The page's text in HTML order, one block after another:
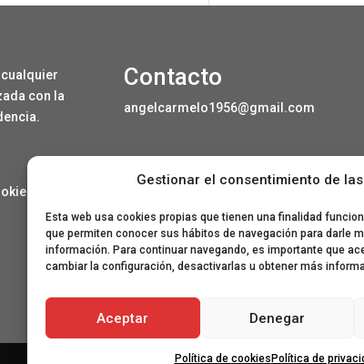
Gestionar el consentimiento de
Esta web usa cookies propias que tienen una finalidad
que permiten conocer sus hábitos de navegación para darle
información. Para continuar navegando, es importante que
cambiar la configuración, desactivarlas u obtener más
Aceptar Denegar
Política de cookies Política de
con la
Contacto
angelcarmelo1956@gmail.com
Especial agradecimiento a Lorenzo
Marcelino Sesé Buil, Sandra Lanuza
eme&eme, Óscar Lamora, Roberto
León y Gonzalo Catalinas Gállego.